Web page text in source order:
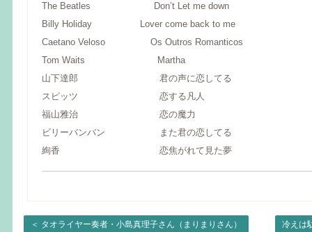
The Beatles Don’t Let me down
Billy Holiday Lover come back to me
Caetano Veloso Os Outros Romanticos
Tom Waits Martha
山下達郎 君の声に恋してる
スピッツ 恋する凡人
福山雅治 恋の魔力
ビリーバンバン また君の恋してる
絢香 恋焦がれて見た夢
＜ タオライヤー奏者・小島真理子さん（まりまりさん） 冷えは